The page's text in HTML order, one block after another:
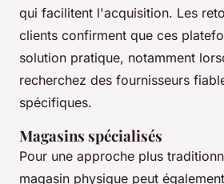
qui facilitent l'acquisition. Les
clients confirment que ces
solution pratique, notamment
recherchez des fournisseurs
spécifiques.
Magasins spécialisés
Pour une approche plus
magasin physique peut